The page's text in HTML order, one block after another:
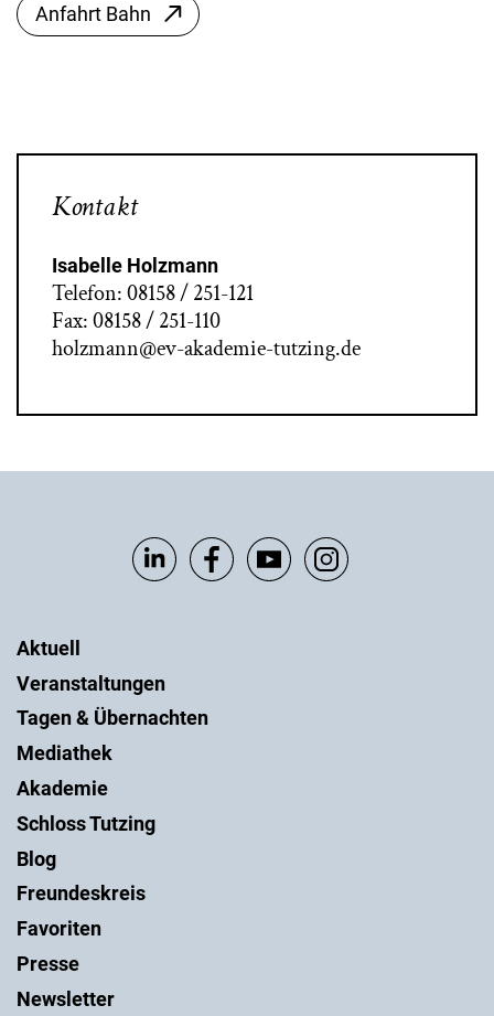
Anfahrt Bahn
Kontakt
Isabelle Holzmann
Telefon: 08158 / 251-121
Fax: 08158 / 251-110
holzmann@ev-akademie-tutzing.de
Aktuell
Veranstaltungen
Tagen & Übernachten
Mediathek
Akademie
Schloss Tutzing
Blog
Freundeskreis
Favoriten
Presse
Newsletter